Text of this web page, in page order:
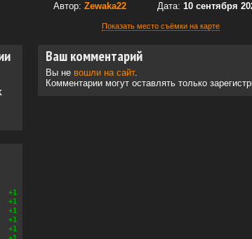
Автор: Zewaka22Дата: 10 сентября
Показать место съёмки на карте
+1
+1
+1
+1
+1
Ваш комментарий
Вы не вошли на сайт.
Комментарии могут оставлять только